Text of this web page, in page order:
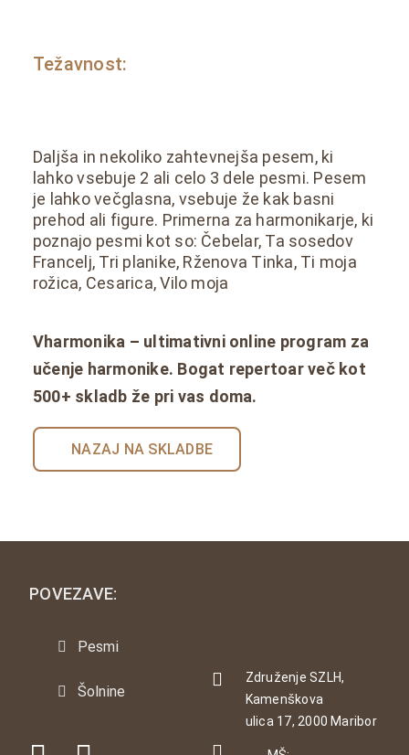
Težavnost:
Daljša in nekoliko zahtevnejša pesem, ki
lahko vsebuje 2 ali celo 3 dele pesmi. Pesem
je lahko večglasna, vsebuje že kak basni
prehod ali figure. Primerna za harmonikarje, ki
poznajo pesmi kot so: Čebelar, Ta sosedov
Francelj, Tri planike, Rženova Tinka, Ti moja
rožica, Cesarica, Vilo moja
Vharmonika – ultimativni online program za
učenje harmonike. Bogat repertoar več kot
500+ skladb že pri vas doma.
NAZAJ NA SKLADBE
Združenje SZLH,
Kamenškova
ulica 17, 2000 Maribor
POVEZAVE:
Pesmi
Šolnine